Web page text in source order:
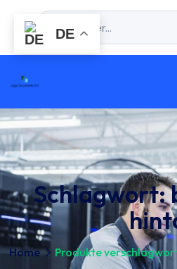
Schlagwort:
Home Produkte
DE